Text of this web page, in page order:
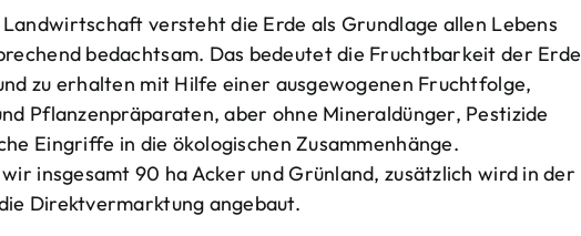
versteht die Erde als Grundlage allen Lebens
bedachtsam. Das bedeutet die Fruchtbarkeit der Erde
zu erhalten mit Hilfe einer ausgewogenen Fruchtfolge,
Pflanzenpräparaten, aber ohne Mineraldünger, Pestizide
Eingriffe in die ökologischen Zusammenhänge.
insgesamt 90 ha Acker und Grünland, zusätzlich wird in der
Direktvermarktung angebaut.